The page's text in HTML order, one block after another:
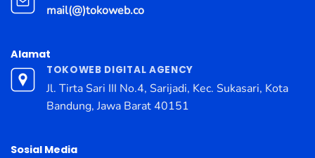
mail(@)tokoweb.co
Alamat
TOKOWEB DIGITAL AGENCY
Jl. Tirta Sari III No.4, Sarijadi, Kec. Sukasari, Kota
Bandung, Jawa Barat 40151
Sosial Media